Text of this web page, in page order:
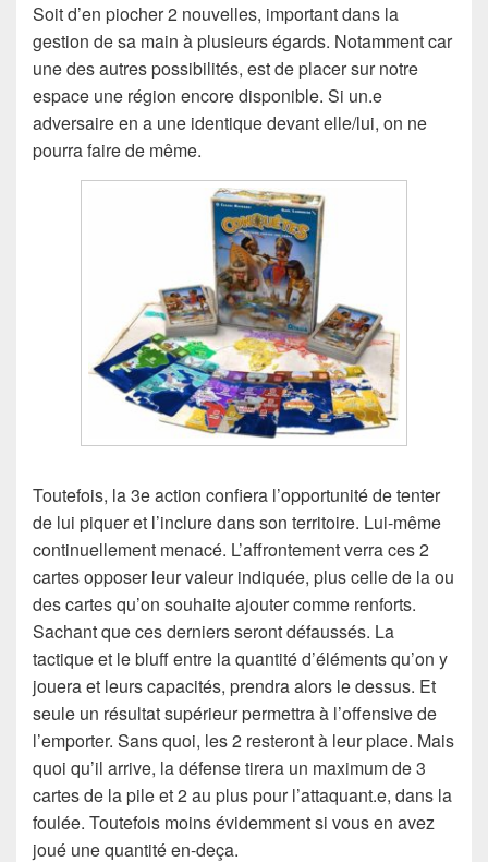
Soit d’en piocher 2 nouvelles, important dans la
gestion de sa main à plusieurs égards. Notamment car
une des autres possibilités, est de placer sur notre
espace une région encore disponible. Si un.e
adversaire en a une identique devant elle/lui, on ne
pourra faire de même.
Toutefois, la 3e action confiera l’opportunité de tenter
de lui piquer et l’inclure dans son territoire. Lui-même
continuellement menacé. L’affrontement verra ces 2
cartes opposer leur valeur indiquée, plus celle de la ou
des cartes qu’on souhaite ajouter comme renforts.
Sachant que ces derniers seront défaussés. La
tactique et le bluff entre la quantité d’éléments qu’on y
jouera et leurs capacités, prendra alors le dessus. Et
seule un résultat supérieur permettra à l’offensive de
l’emporter. Sans quoi, les 2 resteront à leur place. Mais
quoi qu’il arrive, la défense tirera un maximum de 3
cartes de la pile et 2 au plus pour l’attaquant.e, dans la
foulée. Toutefois moins évidemment si vous en avez
joué une quantité en-deça.